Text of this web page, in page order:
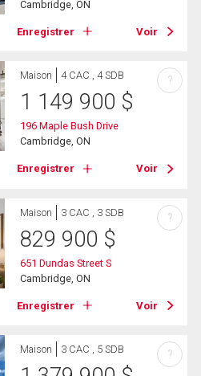
Cambridge, ON
Enregistrer Voir
Maison 4 CAC , 4 SDB
1 149 900 $
196 Maple Bush Drive
Cambridge, ON
Enregistrer Voir
?
Maison 3 CAC , 3 SDB
829 900 $
651 Dundas Street S
Cambridge, ON
Enregistrer Voir
?
Maison 3 CAC , 5 SDB ?